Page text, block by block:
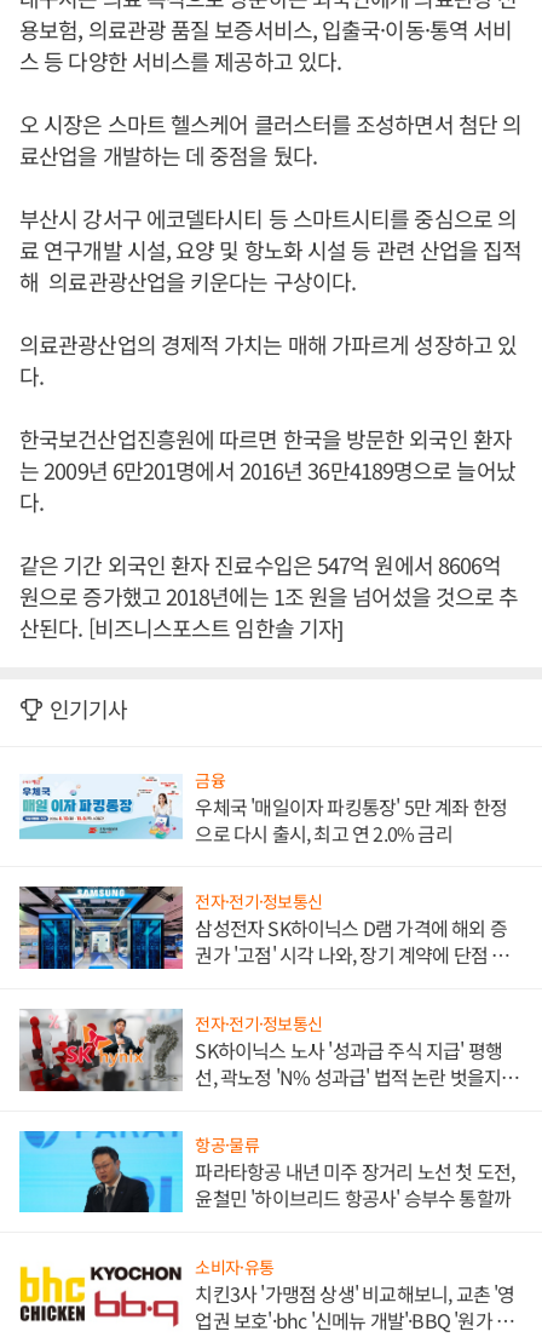
용보험, 의료관광 품질 보증서비스, 입출국·이동·통역 서비
스 등 다양한 서비스를 제공하고 있다.
오 시장은 스마트 헬스케어 클러스터를 조성하면서 첨단 의
료산업을 개발하는 데 중점을 뒀다.
부산시 강서구 에코델타시티 등 스마트시티를 중심으로 의
료 연구개발 시설, 요양 및 항노화 시설 등 관련 산업을 집적
해 의료관광산업을 키운다는 구상이다.
의료관광산업의 경제적 가치는 매해 가파르게 성장하고 있
다.
한국보건산업진흥원에 따르면 한국을 방문한 외국인 환자
는 2009년 6만201명에서 2016년 36만4189명으로 늘어났
다.
같은 기간 외국인 환자 진료수입은 547억 원에서 8606억
원으로 증가했고 2018년에는 1조 원을 넘어섰을 것으로 추
산된다. [비즈니스포스트 임한솔 기자]
인기기사
금융
우체국 '매일이자 파킹통장' 5만 계좌 한정
으로 다시 출시, 최고 연 2.0% 금리
전자·전기·정보통신
삼성전자 SK하이닉스 D램 가격에 해외 증
권가 '고점' 시각 나와, 장기 계약에 단점 부
전자·전기·정보통신
SK하이닉스 노사 '성과급 주식 지급' 평행
선, 곽노정 'N% 성과급' 법적 논란 벗을지 주
항공·물류
파라타항공 내년 미주 장거리 노선 첫 도전,
윤철민 '하이브리드 항공사' 승부수 통할까
소비자·유통
치킨3사 '가맹점 상생' 비교해보니, 교촌 '영
업권 보호'·bhc '신메뉴 개발'·BBQ '원가 부